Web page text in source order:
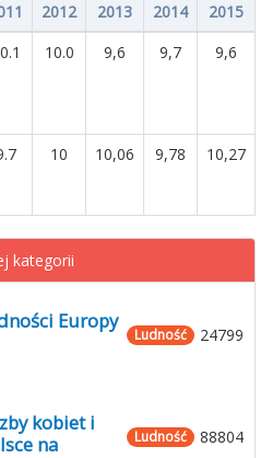
2012 2013 2014
2015
10.0 9,6 9,7 9,6
10 10,06 9,78 10,27
kategorii
24799
Ludność
Europy
88804
Ludność
kobiet i
na